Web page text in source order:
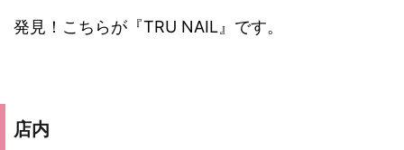
発見！こちらが『TRU NAIL』です。
店内